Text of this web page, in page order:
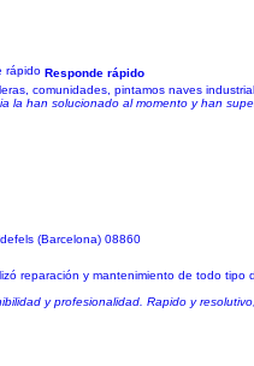
Responde rápido
comunidades, pintamos naves
la han solucionado al momento y han
(Barcelona) 08860
reparación y mantenimiento de todo
y profesionalidad. Rapido y